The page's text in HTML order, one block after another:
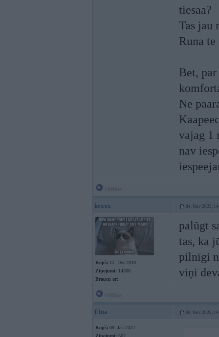
tiesaa?
Tas jau
Runa
Bet,
Ne
vajag 1
nav
kexxx 04. Nov 2025,
Kopš: 12. Dec 2010
Ziņojumi: 14308
Braucu ar:
palūgt
tas, ka
pilnīgi
viņi
Elna 04. Nov 2025,
Kopš: 09. Jan 2022
Ziņojumi: 562